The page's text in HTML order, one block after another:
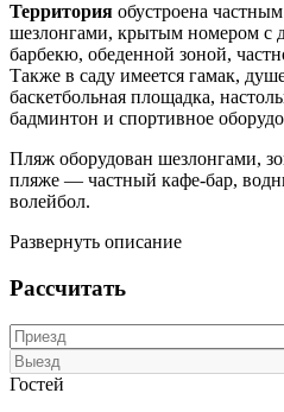
Территория обустроена
шезлонгами, крытым номером с
барбекю, обеденной зоной,
Также в саду имеется гамак,
баскетбольная площадка,
бадминтон и спортивное
Пляж оборудован шезлонгами,
пляже — частный кафе-бар,
волейбол.
Развернуть описание
Рассчитать
Гостей